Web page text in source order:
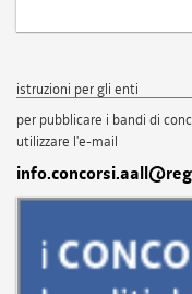
istruzioni per gli enti
per pubblicare i bandi di
utilizzare l'e-mail